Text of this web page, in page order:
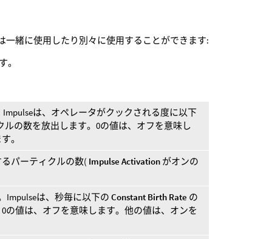
緒に使用したり別々に使用することができます:
。
は、オペレータがクックされる度に以下
ルの数を放出します。0の値は、オフを意味し
。
パーティクルの数( Impulse Activation がオンの
Impulseは、秒毎に以下のConstant Birth Rate の
の値は、オフを意味します。他の値は、オンを